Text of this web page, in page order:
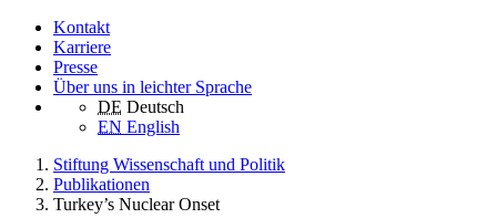
Kontakt
Karriere
Presse
Über uns in leichter Sprache
DE Deutsch
EN English
Stiftung Wissenschaft und Politik
Publikationen
Turkey’s Nuclear Onset